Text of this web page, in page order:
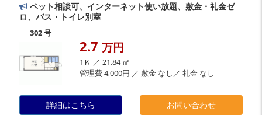
ペット相談可、インターネット使い放題、敷金・礼金ゼ
ロ、バス・トイレ別室
302 号
2.7 万円
1Ｋ ／ 21.84 ㎡
管理費 4,000円 ／ 敷金 なし／ 礼金 なし
詳細はこちら お問い合わせ